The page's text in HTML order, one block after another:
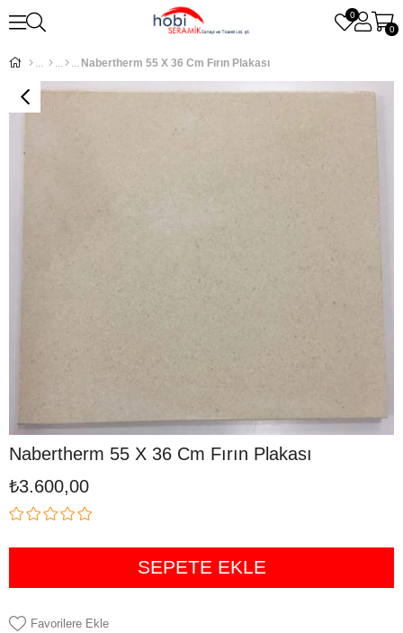
0
0
Nabertherm 55 X 36 Cm Fırın Plakası
Nabertherm 55 X 36 Cm Fırın Plakası
₺3.600,00
Favorilere Ekle